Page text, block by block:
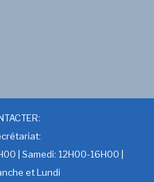
| Samedi: 12H00-16H00 |
et Lundi